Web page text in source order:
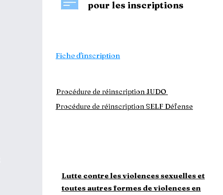
pour les inscriptions
Fiche d'inscription
Procédure de réinscription JUDO
Procédure de réinscription SELF Défense
Lutte contre les violences sexuelles et
toutes autres formes de violences en